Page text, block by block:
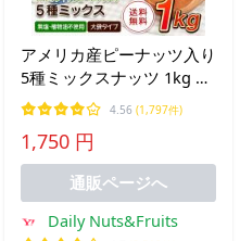
アメリカ産ピーナッツ入り
5種ミックスナッツ 1kg ハ
イオレイックピーナッツ
アーモンド 生くるみ カシ
ューナッツ マカダミアナ
ッツ 落花生 素焼き 無塩
送料無料
4.56 (1,797件)
1,750 円
通販ページへ
Daily Nuts&Fruits